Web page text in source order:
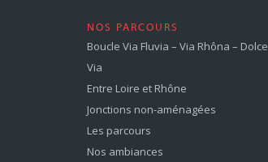
NOS PARCOURS
Boucle Via Fluvia – Via Rhôna – Dolce
Via
Entre Loire et Rhône
Jonctions non-aménagées
Les parcours
Nos ambiances